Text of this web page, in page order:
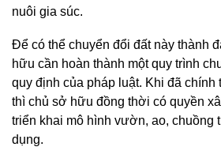
nuôi gia súc.
Để có thể chuyển đổi đất này thành
hữu cần hoàn thành một quy trình
quy định của pháp luật. Khi đã chính
thì chủ sở hữu đồng thời có quyền
triển khai mô hình vườn, ao, chuồng
dụng.